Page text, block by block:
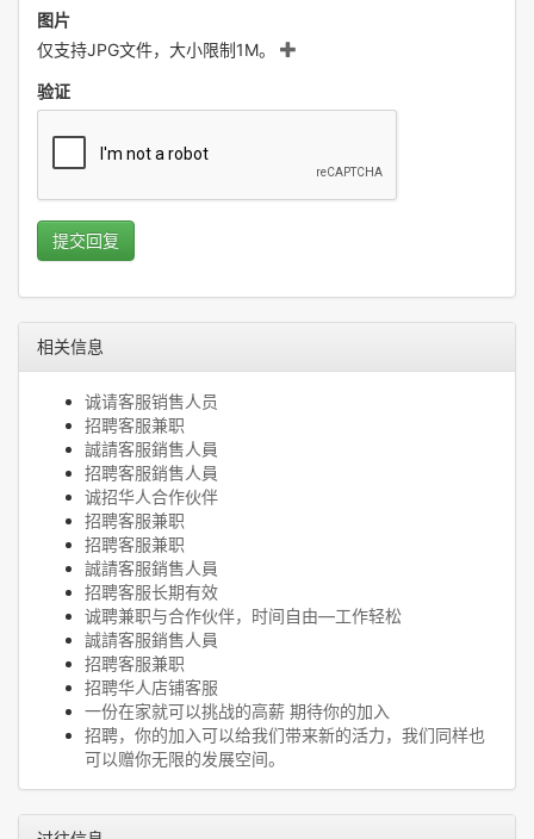
图片
仅支持JPG文件，大小限制1M。
验证
提交回复
相关信息
诚请客服销售人员
招聘客服兼职
誠請客服銷售人員
招聘客服銷售人員
诚招华人合作伙伴
招聘客服兼职
招聘客服兼职
誠請客服銷售人員
招聘客服长期有效
诚聘兼职与合作伙伴，时间自由—工作轻松
誠請客服銷售人員
招聘客服兼职
招聘华人店铺客服
一份在家就可以挑战的高薪 期待你的加入
招聘，你的加入可以给我们带来新的活力，我们同样也
可以赠你无限的发展空间。